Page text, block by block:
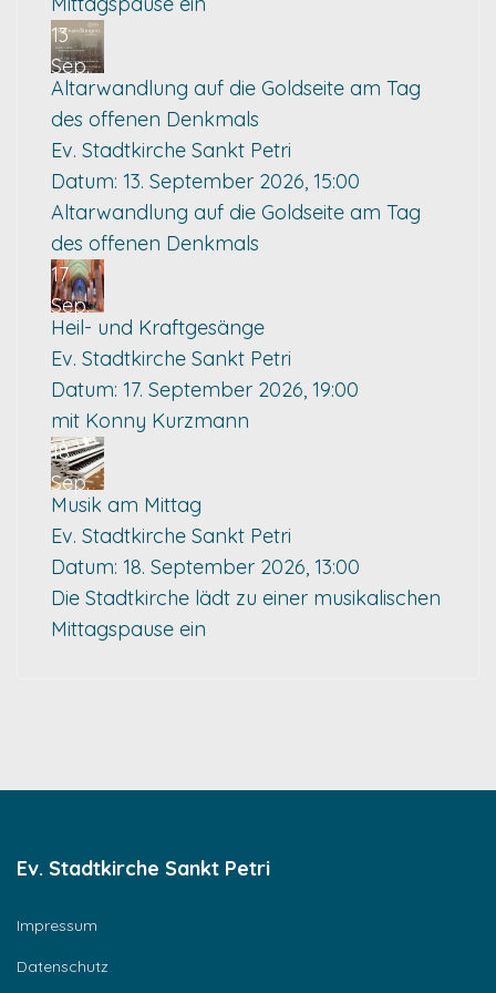
13
Sep.
Altarwandlung auf die Goldseite am Tag
des offenen Denkmals
Ev. Stadtkirche Sankt Petri
Datum: 13. September 2026, 15:00
Altarwandlung auf die Goldseite am Tag
des offenen Denkmals
17
Sep.
Heil- und Kraftgesänge
Ev. Stadtkirche Sankt Petri
Datum: 17. September 2026, 19:00
mit Konny Kurzmann
18
Sep.
Musik am Mittag
Ev. Stadtkirche Sankt Petri
Datum: 18. September 2026, 13:00
Die Stadtkirche lädt zu einer musikalischen
Mittagspause ein
Ev. Stadtkirche Sankt Petri
Impressum
Datenschutz